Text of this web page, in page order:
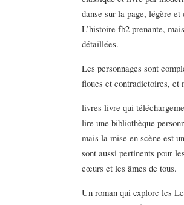
danse sur la page, légère
L’histoire fb2 prenante,
détaillées.
Les personnages sont
floues et contradictoires, et
livres livre qui
lire une bibliothèque
mais la mise en scène est
sont aussi pertinents pour
cœurs et les âmes de tous.
Un roman qui explore les